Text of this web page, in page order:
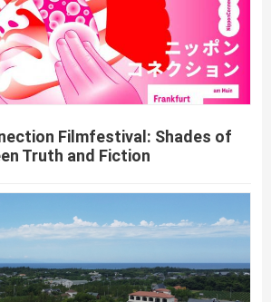
Filmfestival: Shades of
Truth and Fiction